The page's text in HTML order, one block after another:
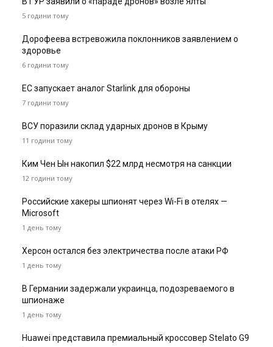
5 години тому
Дорофеева встревожила поклонников заявлением о
здоровье
6 години тому
ЕС запускает аналог Starlink для обороны
7 години тому
ВСУ поразили склад ударных дронов в Крыму
11 години тому
Ким Чен Ын накопил $22 млрд несмотря на санкции
12 години тому
Российские хакеры шпионят через Wi-Fi в отелях —
Microsoft
1 день тому
Херсон остался без электричества после атаки РФ
1 день тому
В Германии задержали украинца, подозреваемого в
шпионаже
1 день тому
Huawei представила премиальный кроссовер Stelato G9